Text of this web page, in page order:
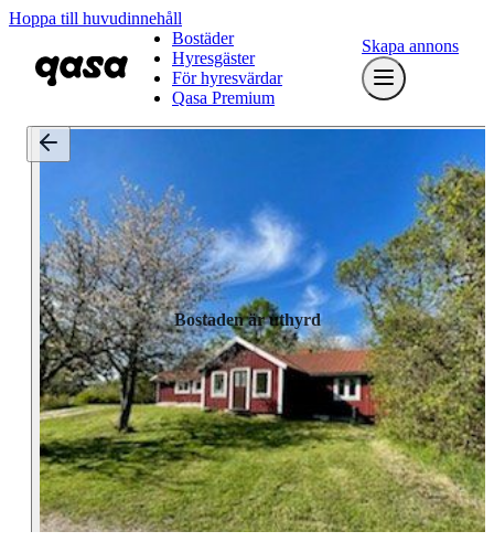
Hoppa till huvudinnehåll
Bostäder
Hyresgäster
För hyresvärdar
Qasa Premium
Skapa annons
Bostaden är uthyrd